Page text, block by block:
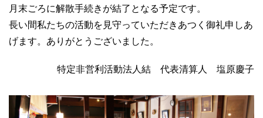
月末ごろに解散手続きが結了となる予定です。
長い間私たちの活動を見守っていただきあつく御礼申しあ
げます。ありがとうございました。
特定非営利活動法人結 代表清算人 塩原慶子